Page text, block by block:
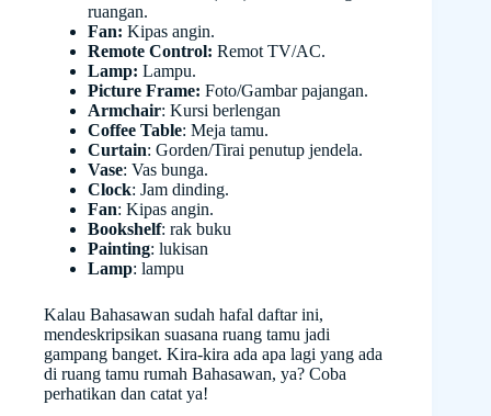
ruangan.
Fan: Kipas angin.
Remote Control: Remot TV/AC.
Lamp: Lampu.
Picture Frame: Foto/Gambar pajangan.
Armchair: Kursi berlengan
Coffee Table: Meja tamu.
Curtain: Gorden/Tirai penutup jendela.
Vase: Vas bunga.
Clock: Jam dinding.
Fan: Kipas angin.
Bookshelf: rak buku
Painting: lukisan
Lamp: lampu
Kalau Bahasawan sudah hafal daftar ini,
mendeskripsikan suasana ruang tamu jadi
gampang banget. Kira-kira ada apa lagi yang ada
di ruang tamu rumah Bahasawan, ya? Coba
perhatikan dan catat ya!